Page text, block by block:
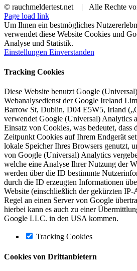
© rauchmeldertest.net | Alle Rechte
Page load link
Um Ihnen ein bestmögliches
verwendet diese Website Cookies und
Analyse und Statistik.
Einstellungen Einverstanden
Tracking Cookies
Diese Website benutzt Google
Webanalysedienst der Google Ireland
Barrow St, Dublin, D04 E5W5, Irland
verwendet Google (Universal) Analytics
Einsatz von Cookies, was bedeutet, dass
Zeitpunkt Cookies auf Ihrem Endgerät
lokale Speicher Ihres Browsers genutzt,
von Google (Universal) Analytics
welche eine Analyse Ihrer Nutzung der
werden über die ID bestimmte
durch die ID erzeugten Informationen
Website (einschließlich der gekürzten IP-
Regel an einen Server von Google
hierbei kann es auch zu einer
Google LLC. in den USA kommen.
Tracking Cookies
Cookies von Drittanbietern